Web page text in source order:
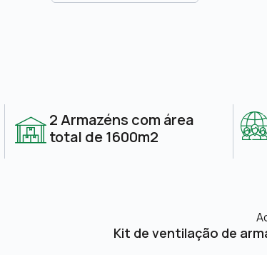
2 Armazéns com área
total de 1600m2
Kit de ventilação de